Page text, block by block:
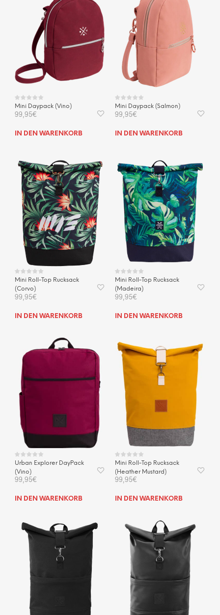
Mini Daypack (Vino)
99,95€
IN DEN WARENKORB
Mini Daypack (Salmon)
99,95€
IN DEN WARENKORB
Mini Roll-Top Rucksack
(Corvo)
99,95€
IN DEN WARENKORB
Mini Roll-Top Rucksack
(Madeira)
99,95€
IN DEN WARENKORB
Urban Explorer DayPack
(Vino)
99,95€
IN DEN WARENKORB
Mini Roll-Top Rucksack
(Heather Mustard)
99,95€
IN DEN WARENKORB